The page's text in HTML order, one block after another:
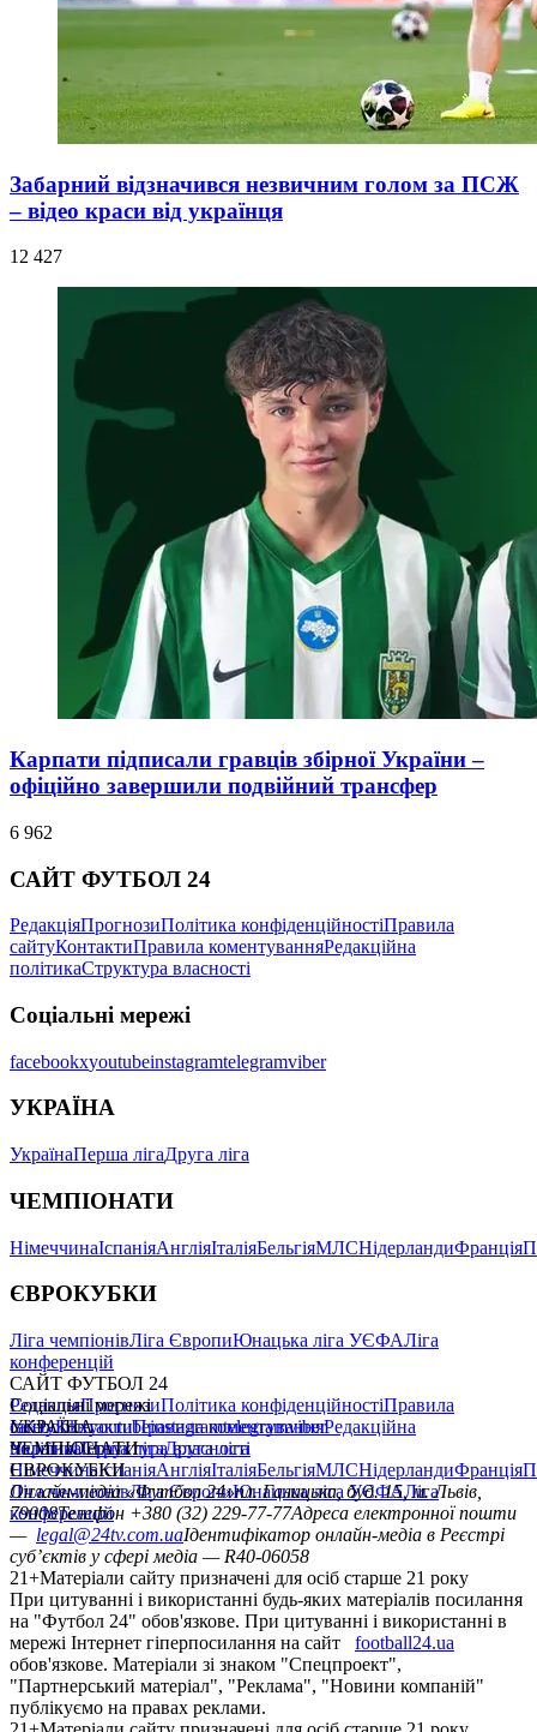
Забарний відзначився незвичним голом за ПСЖ
– відео краси від українця
12 427
Карпати підписали гравців збірної України –
офіційно завершили подвійний трансфер
6 962
САЙТ ФУТБОЛ 24
РедакціяПрогнозиПолітика конфіденційностіПравила
сайтуКонтактиПравила коментуванняРедакційна
політикаСтруктура власності
Соціальні мережі
facebookxyoutubeinstagramtelegramviber
УКРАЇНА
УкраїнаПерша лігаДруга ліга
ЧЕМПІОНАТИ
НімеччинаІспаніяАнгліяІталіяБельгіяМЛСНідерландиФранція
ЄВРОКУБКИ
Ліга чемпіонівЛіга ЄвропиЮнацька ліга УЄФАЛіга
конференцій
САЙТ ФУТБОЛ 24
РедакціяПрогнозиПолітика конфіденційностіПравила
сайтуКонтактиПравила коментуванняРедакційна
політикаСтруктура власності
Соціальні мережі
facebookxyoutubeinstagramtelegramviber
УКРАЇНА
УкраїнаПерша лігаДруга ліга
ЧЕМПІОНАТИ
НімеччинаІспаніяАнгліяІталіяБельгіяМЛСНідерландиФранція
ЄВРОКУБКИ
Ліга чемпіонівЛіга ЄвропиЮнацька ліга УЄФАЛіга
конференцій
Онлайн-медіа «Футбол 24»пл. Галицька, буд. 15, м. Львів,
79008Телефон +380 (32) 229-77-77Адреса електронної пошти
— legal@24tv.com.uaІдентифікатор онлайн-медіа в Реєстрі
суб’єктів у сфері медіа — R40-06058
21+Матеріали сайту призначені для осіб старше 21 року
При цитуванні і використанні будь-яких матеріалів посилання
на "Футбол 24" обов'язкове. При цитуванні і використанні в
мережі Інтернет гіперпосилання на сайт
football24.ua
обов'язкове. Матеріали зі знаком "Спецпроект",
"Партнерський матеріал", "Реклама", "Новини компаній"
публікуємо на правах реклами.